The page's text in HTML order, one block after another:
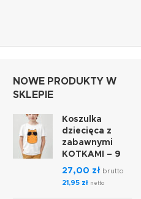
NOWE PRODUKTY W
SKLEPIE
Koszulka
dziecięca z
zabawnymi
KOTKAMI – 9
27,00 zł brutto
21,95 zł netto